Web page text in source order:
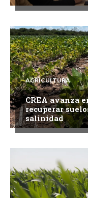
AGRICULTURA
CREA avanza
recuperar
salinidad